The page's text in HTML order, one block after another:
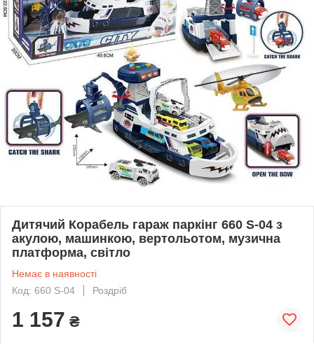
Дитячий Корабель гараж паркінг 660 S-04 з
акулою, машинкою, вертольотом, музична
платформа, світло
Немає в наявності
Код: 660 S-04
Роздріб
1 157 ₴